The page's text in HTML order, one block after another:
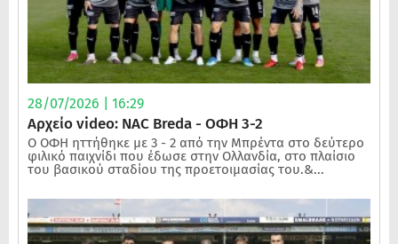
28/07/2026 | 16:29
Αρχείο video: NAC Breda - ΟΦΗ 3-2
Ο ΟΦΗ ηττήθηκε με 3 - 2 από την Μπρέντα στο δεύτερο
φιλικό παιχνίδι που έδωσε στην Ολλανδία, στο πλαίσιο
του βασικού σταδίου της προετοιμασίας του.&...